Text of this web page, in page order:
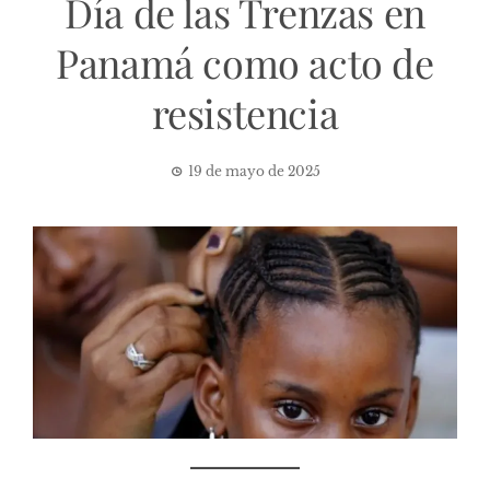
Día de las Trenzas en
Panamá como acto de
resistencia
19 de mayo de 2025